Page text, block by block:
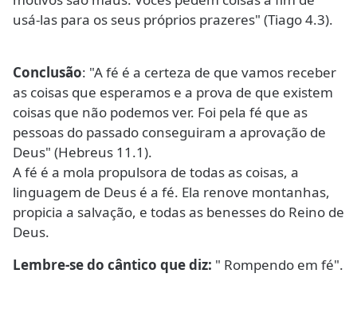
usá-las para os seus próprios prazeres" (Tiago 4.3).
Conclusão: "A fé é a certeza de que vamos receber
as coisas que esperamos e a prova de que existem
coisas que não podemos ver. Foi pela fé que as
pessoas do passado conseguiram a aprovação de
Deus" (Hebreus 11.1).
A fé é a mola propulsora de todas as coisas, a
linguagem de Deus é a fé. Ela renove montanhas,
propicia a salvação, e todas as benesses do Reino de
Deus.
Lembre-se do cântico que diz: " Rompendo em fé".